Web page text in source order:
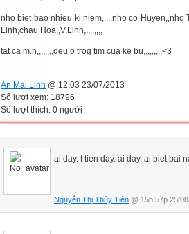
nho biet bao nhieu ki niem,,,,,nho co Huyen,,nho
Linh,chau Hoa,,V.Linh,,,,,,,,,
tat ca m.n,,,,,,,,deu o trog tim cua ke bu,,,,,,,,,<3
An Mai Linh @ 12:03 23/07/2013
Số lượt xem: 18796
Số lượt thích: 0 người
ai day. t tien day. ai day. ai biet bai
Nguyễn Thị Thủy Tiên @ 15h:57p 25/